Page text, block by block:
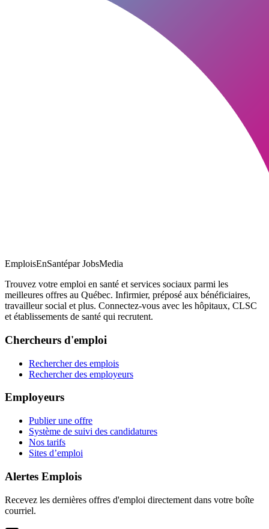
EmploisEnSantépar JobsMedia
Trouvez votre emploi en santé et services sociaux parmi les
meilleures offres au Québec. Infirmier, préposé aux bénéficiaires,
travailleur social et plus. Connectez-vous avec les hôpitaux, CLSC
et établissements de santé qui recrutent.
Chercheurs d'emploi
Rechercher des emplois
Rechercher des employeurs
Employeurs
Publier une offre
Système de suivi des candidatures
Nos tarifs
Sites d’emploi
Alertes Emplois
Recevez les dernières offres d'emploi directement dans votre boîte
courriel.